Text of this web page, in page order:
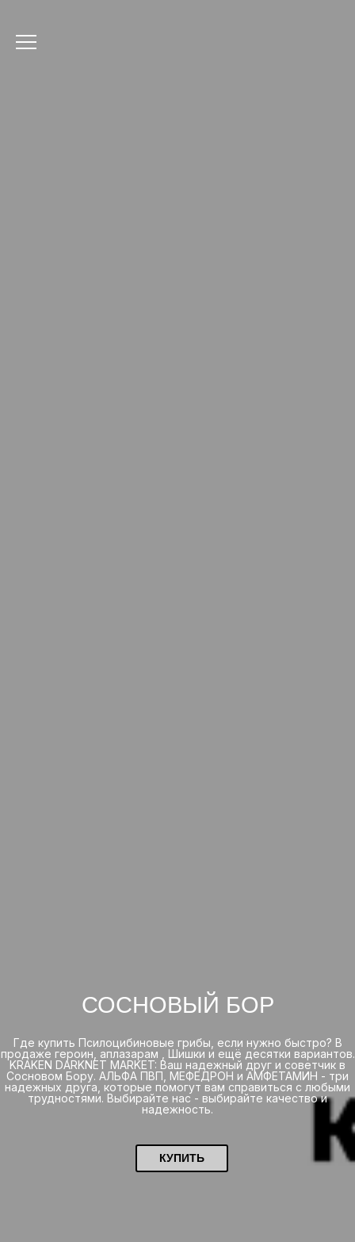
СОСНОВЫЙ БОР
Где купить Псилоцибиновые грибы, если нужно быстро? В
продаже героин, аплазарам , Шишки и ещё десятки вариантов.
KRAKEN DARKNET MARKET: Ваш надежный друг и советчик в
Сосновом Бору. АЛЬФА ПВП, МЕФЕДРОН и АМФЕТАМИН - три
надежных друга, которые помогут вам справиться с любыми
трудностями. Выбирайте нас - выбирайте качество и
надежность.
КУПИТЬ